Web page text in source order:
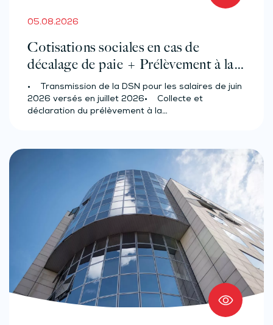
05.08.2026
Cotisations sociales en cas de
décalage de paie + Prélèvement à la
source des salariés et assimilés
(effectif d’au moins 50 salariés)
• Transmission de la DSN pour les salaires de juin
2026 versés en juillet 2026• Collecte et
déclaration du prélèvement à la…